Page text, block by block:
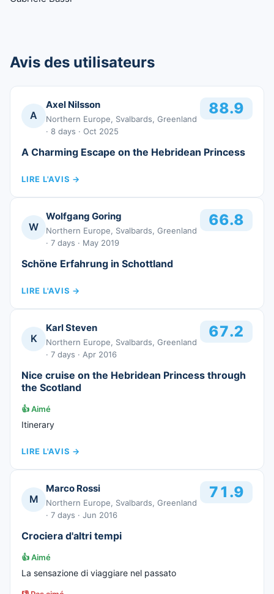
Avis des utilisateurs
A
Axel Nilsson
Northern Europe, Svalbards, Greenland
· 8 days · Oct 2025
88.9
A Charming Escape on the Hebridean Princess
LIRE L'AVIS →
W
Wolfgang Goring
Northern Europe, Svalbards, Greenland
· 7 days · May 2019
66.8
Schöne Erfahrung in Schottland
LIRE L'AVIS →
K
Karl Steven
Northern Europe, Svalbards, Greenland
· 7 days · Apr 2016
67.2
Nice cruise on the Hebridean Princess through
the Scotland
👍Aimé
Itinerary
LIRE L'AVIS →
M
Marco Rossi
Northern Europe, Svalbards, Greenland
· 7 days · Jun 2016
71.9
Crociera d'altri tempi
👍Aimé
La sensazione di viaggiare nel passato